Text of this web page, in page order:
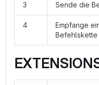
3 Sende die
4
Empfange